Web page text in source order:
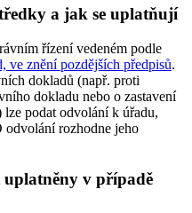
a jak se uplatňují
řízení vedeném podle
ve znění pozdějších předpisů.
dokladů (např. proti
dokladu nebo o zastavení
podat odvolání k úřadu,
odvolání rozhodne jeho
uplatněny v případě